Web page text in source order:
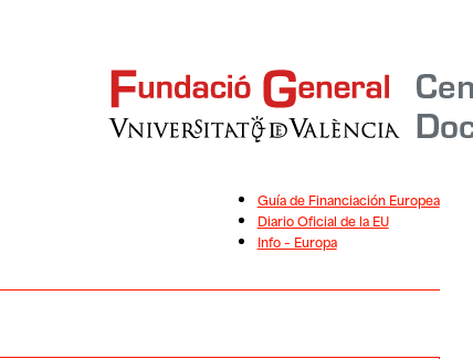
Guía de Financiación Europea
Diario Oficial de la EU
Info – Europa